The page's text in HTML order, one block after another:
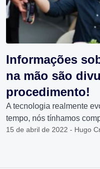
Informações
na mão são
procedimento!
A tecnologia realmente
tempo, nós tínhamos
15 de abril de 2022 - Hugo